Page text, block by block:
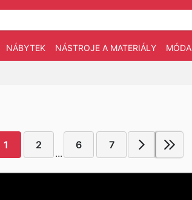
NÁBYTEK NÁSTROJE A MATERIÁLY MÓDA
1 2
...
6 7